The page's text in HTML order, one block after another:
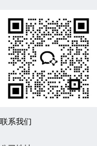
联系我们